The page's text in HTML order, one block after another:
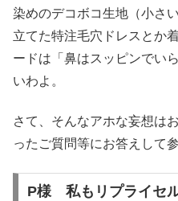
染めのデコボコ生地（小さ
立てた特注毛穴ドレスとか
ードは「鼻はスッピンでい
いわよ。
さて、そんなアホな妄想は
ったご質問等にお答えして
P様 私もリプライセ